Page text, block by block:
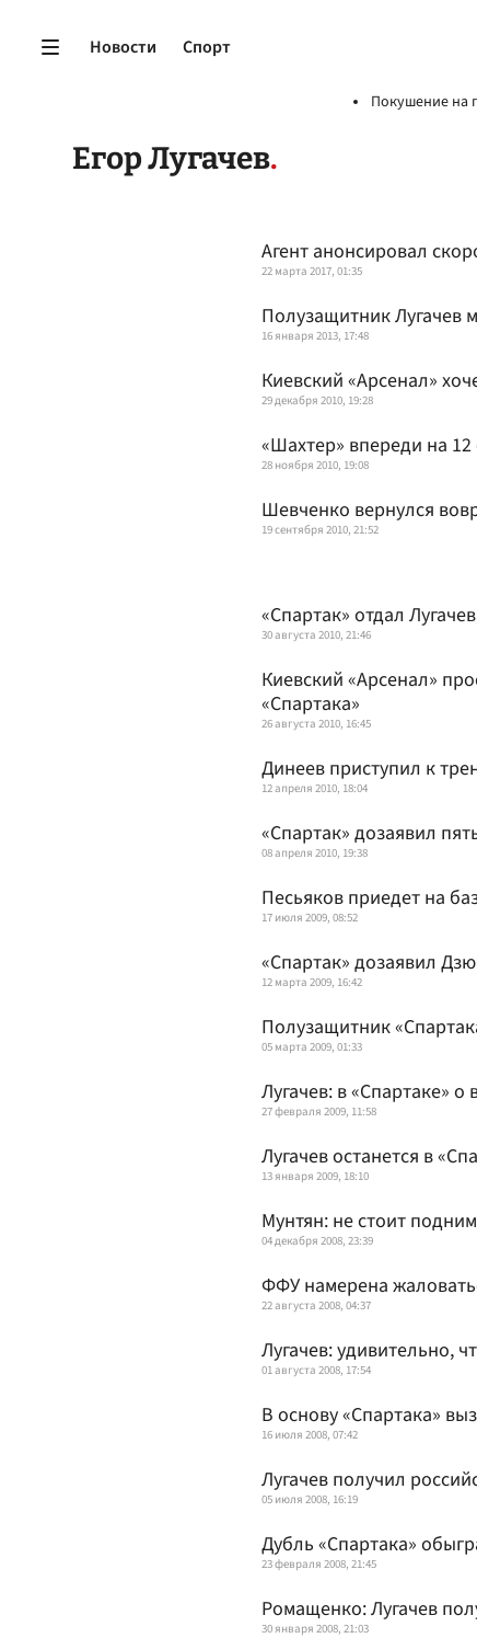
Новости Спорт
Покушение на
Егор Лугачев
Агент анонсировал
22 марта 2017, 01:35
Полузащитник Лугачев
16 января 2013, 17:48
Киевский «Арсенал»
29 декабря 2010, 19:28
«Шахтер» впереди на
28 ноября 2010, 19:08
Шевченко вернулся
19 сентября 2010, 21:52
«Спартак» отдал
30 августа 2010, 21:46
Киевский «Арсенал»
«Спартака»
26 августа 2010, 16:45
Динеев приступил к
12 апреля 2010, 18:04
«Спартак» дозаявил
08 апреля 2010, 19:38
Песьяков приедет на
17 июля 2009, 08:52
«Спартак» дозаявил
12 марта 2009, 16:42
Полузащитник
05 марта 2009, 01:33
Лугачев: в «Спартаке»
27 февраля 2009, 11:58
Лугачев останется в
13 января 2009, 18:10
Мунтян: не стоит
04 декабря 2008, 23:39
ФФУ намерена
22 августа 2008, 04:37
Лугачев: удивительно,
01 августа 2008, 17:54
В основу «Спартака»
16 июля 2008, 07:42
Лугачев получил
05 июля 2008, 16:19
Дубль «Спартака»
23 февраля 2008, 21:45
Ромащенко: Лугачев
30 января 2008, 21:03